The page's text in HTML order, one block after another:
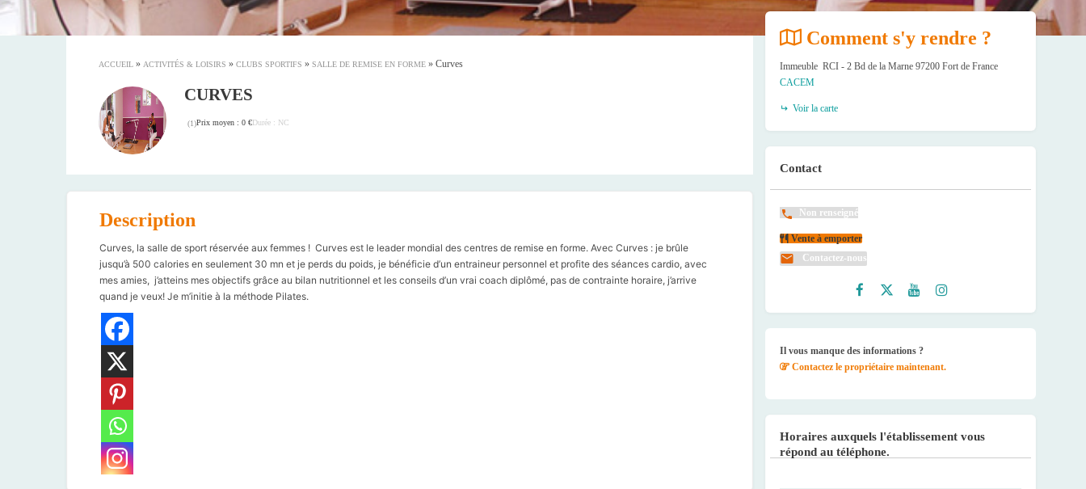
ACCUEIL » ACTIVITÉS & LOISIRS » CLUBS SPORTIFS » SALLE DE REMISE EN FORME » Curves
CURVES
(1)Prix moyen : 0 €Durée : NC
Description
Curves, la salle de sport réservée aux femmes ! Curves est le leader mondial des centres de remise en forme. Avec Curves : je brûle
jusqu’à 500 calories en seulement 30 mn et je perds du poids, je bénéficie d’un entraineur personnel et profite des séances cardio, avec
mes amies, j’atteins mes objectifs grâce au bilan nutritionnel et les conseils d’un vrai coach diplômé, pas de contrainte horaire, j’arrive
quand je veux! Je m’initie à la méthode Pilates.
Comment s'y rendre ?
Immeuble RCI - 2 Bd de la Marne 97200 Fort de France
CACEM
Voir la carte
Contact
Non renseigné
Vente à emporter
Contactez-nous
Il vous manque des informations ?
Contactez le propriétaire maintenant.
Horaires auxquels l'établissement vous
répond au téléphone.